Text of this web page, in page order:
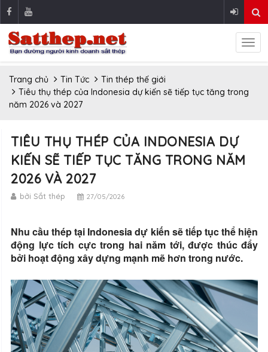
Trang chủ Tin Tức
Tin thép thế giới
Tiêu thụ thép của Indonesia dự kiến ​​sẽ tiếp tục tăng trong
năm 2026 và 2027
TIÊU THỤ THÉP CỦA INDONESIA DỰ
KIẾN ​​SẼ TIẾP TỤC TĂNG TRONG NĂM
2026 VÀ 2027
bởi Sắt thép 27/05/2026
Nhu cầu thép tại Indonesia dự kiến ​​sẽ tiếp tục thể hiện
động lực tích cực trong hai năm tới, được thúc đẩy
bởi hoạt động xây dựng mạnh mẽ hơn trong nước.